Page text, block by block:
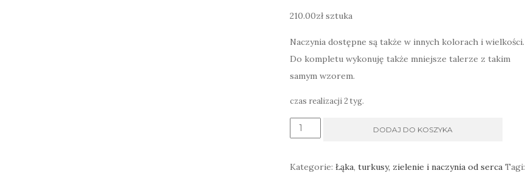
210.00zł sztuka
Naczynia dostępne są także w innych kolorach i wielkości.
Do kompletu wykonuję także mniejsze talerze z takim
samym wzorem.
czas realizacji 2 tyg.
ilość
DODAJ DO KOSZYKA
Kategorie: Łąka, turkusy, zielenie i naczynia od serca Tagi: